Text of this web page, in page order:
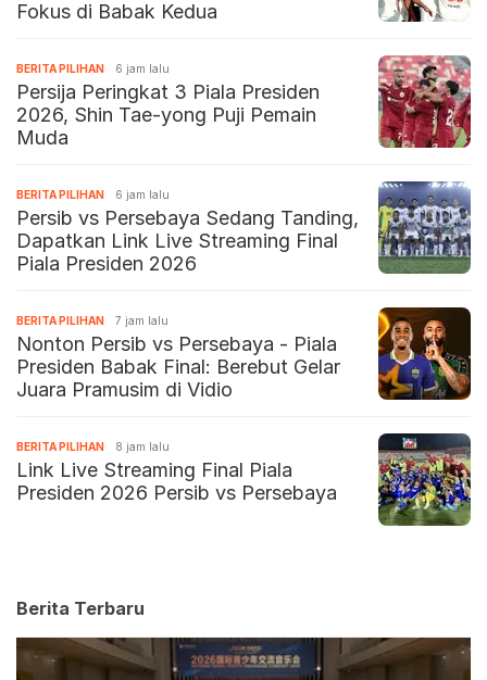
Fokus di Babak Kedua
BERITA PILIHAN 6 jam lalu
Persija Peringkat 3 Piala Presiden
2026, Shin Tae-yong Puji Pemain
Muda
BERITA PILIHAN 6 jam lalu
Persib vs Persebaya Sedang Tanding,
Dapatkan Link Live Streaming Final
Piala Presiden 2026
BERITA PILIHAN 7 jam lalu
Nonton Persib vs Persebaya - Piala
Presiden Babak Final: Berebut Gelar
Juara Pramusim di Vidio
BERITA PILIHAN 8 jam lalu
Link Live Streaming Final Piala
Presiden 2026 Persib vs Persebaya
Berita Terbaru